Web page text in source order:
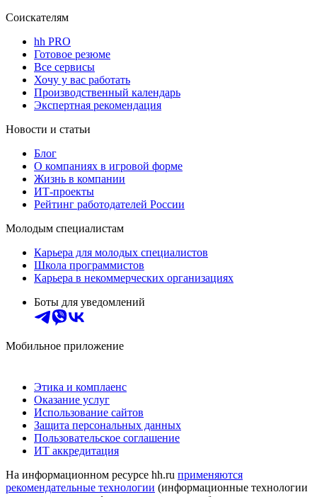
Соискателям
hh PRO
Готовое резюме
Все сервисы
Хочу у вас работать
Производственный календарь
Экспертная рекомендация
Новости и статьи
Блог
О компаниях в игровой форме
Жизнь в компании
ИТ-проекты
Рейтинг работодателей России
Молодым специалистам
Карьера для молодых специалистов
Школа программистов
Карьера в некоммерческих организациях
Боты для уведомлений
Мобильное приложение
Этика и комплаенс
Оказание услуг
Использование сайтов
Защита персональных данных
Пользовательское соглашение
ИТ аккредитация
На информационном ресурсе hh.ru применяются
рекомендательные технологии (информационные технологии